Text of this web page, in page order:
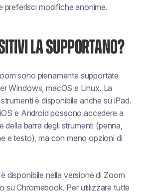
preferisci modifiche anonime.
LA SUPPORTANO?
sono pienamente supportate
Windows, macOS e Linux. La
è disponibile anche su iPad.
e Android possono accedere a
della barra degli strumenti (penna,
e testo), ma con meno opzioni di
disponibile nella versione di Zoom
su Chromebook. Per utilizzare tutte